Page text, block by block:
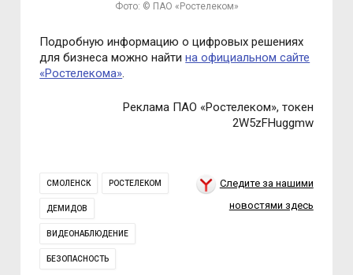
Фото: © ПАО «Ростелеком»
Подробную информацию о цифровых решениях
для бизнеса можно найтина официальном сайте
«Ростелекома».
Реклама ПАО «Ростелеком», токен
2W5zFHuggmw
СМОЛЕНСК РОСТЕЛЕКОМ
ДЕМИДОВ
ВИДЕОНАБЛЮДЕНИЕ
БЕЗОПАСНОСТЬ
Следите за нашими
новостями здесь